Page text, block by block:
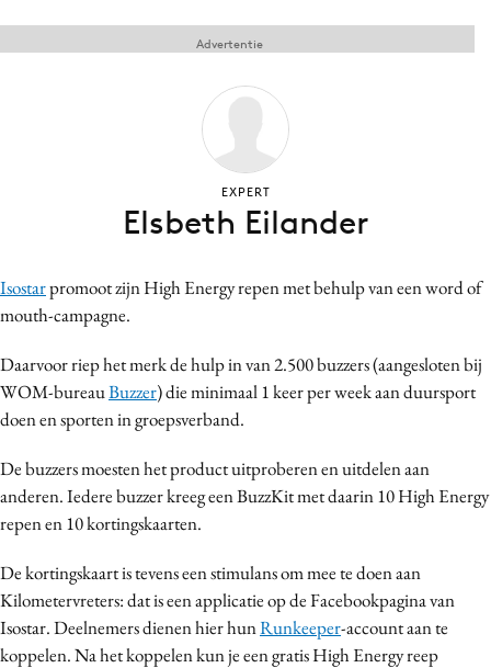
Artificial Intelligence
Campagnes
Carriere
Contentmarketing
Craft
Customer Experience
Design
Digital transformation
Effectiviteit
Gedragsverandering
Influencer marketing
Isostarpromoot zijn High Energy repen met behulp van een word of
mouth-campagne.
Daarvoor riep het merk de hulp in van 2.500 buzzers (aangesloten bij
WOM-bureauBuzzer) die minimaal 1 keer per week aan duursport
doen en sporten in groepsverband.
De buzzers moesten het product uitproberen en uitdelen aan
anderen. Iedere buzzer kreeg een BuzzKit met daarin 10 High Energy
repen en 10 kortingskaarten.
De kortingskaart is tevens een stimulans om mee te doen aan
Kilometervreters: dat is een applicatie op de Facebookpagina van
Isostar. Deelnemers dienen hier hunRunkeeper-account aan te
koppelen. Na het koppelen kun je een gratis High Energy reep
Advertentie
EXPERT
Elsbeth Eilander